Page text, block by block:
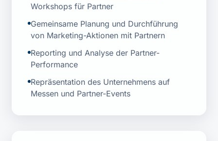
Workshops für Partner
Gemeinsame Planung und Durchführung
von Marketing-Aktionen mit Partnern
Reporting und Analyse der Partner-
Performance
Repräsentation des Unternehmens auf
Messen und Partner-Events